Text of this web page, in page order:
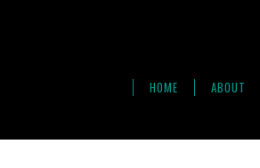
HOME ABOUT